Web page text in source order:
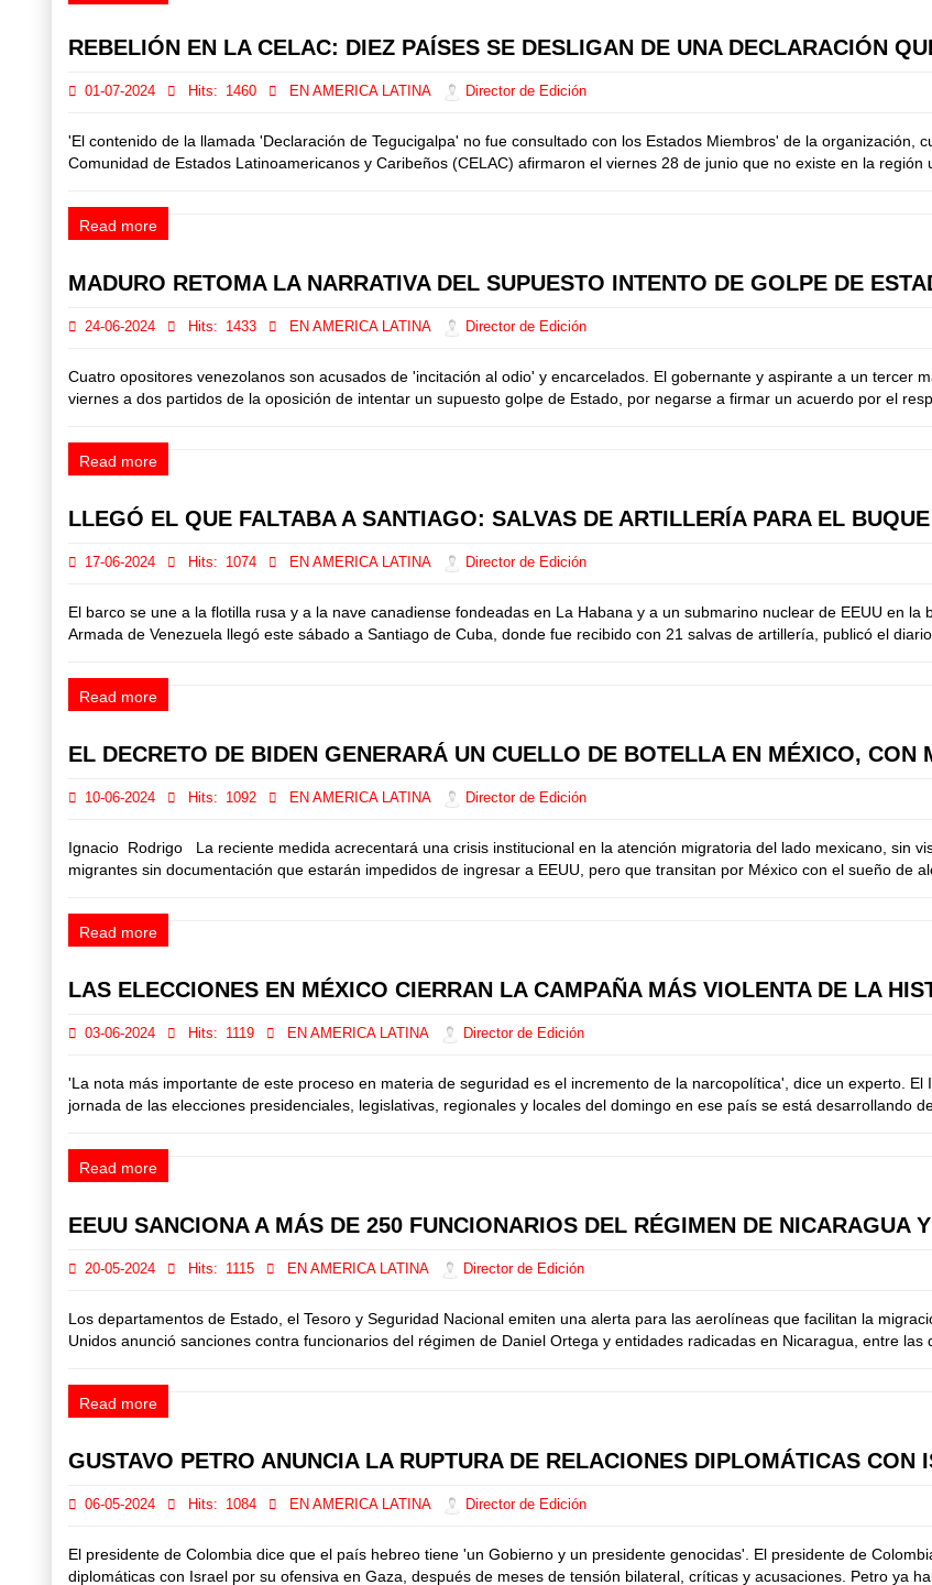
REBELIÓN EN LA CELAC: DIEZ PAÍSES SE DESLIGAN DE UNA DECLARACIÓN
01-07-2024 Hits: 1460 EN AMERICA LATINA Director de Edición
'El contenido de la llamada 'Declaración de Tegucigalpa' no fue consultado con los Estados Miembros' de la organización,
Comunidad de Estados Latinoamericanos y Caribeños (CELAC) afirmaron el viernes 28 de junio que no existe en la región
Read more
MADURO RETOMA LA NARRATIVA DEL SUPUESTO INTENTO DE GOLPE DE
24-06-2024 Hits: 1433 EN AMERICA LATINA Director de Edición
Cuatro opositores venezolanos son acusados de 'incitación al odio' y encarcelados. El gobernante y aspirante a un tercer
viernes a dos partidos de la oposición de intentar un supuesto golpe de Estado, por negarse a firmar un acuerdo por el
Read more
LLEGÓ EL QUE FALTABA A SANTIAGO: SALVAS DE ARTILLERÍA PARA EL
17-06-2024 Hits: 1074 EN AMERICA LATINA Director de Edición
El barco se une a la flotilla rusa y a la nave canadiense fondeadas en La Habana y a un submarino nuclear de EEUU en
Armada de Venezuela llegó este sábado a Santiago de Cuba, donde fue recibido con 21 salvas de artillería, publicó el
Read more
EL DECRETO DE BIDEN GENERARÁ UN CUELLO DE BOTELLA EN MÉXICO, CON
10-06-2024 Hits: 1092 EN AMERICA LATINA Director de Edición
Ignacio Rodrigo La reciente medida acrecentará una crisis institucional en la atención migratoria del lado mexicano, sin
migrantes sin documentación que estarán impedidos de ingresar a EEUU, pero que transitan por México con el sueño de
Read more
LAS ELECCIONES EN MÉXICO CIERRAN LA CAMPAÑA MÁS VIOLENTA DE LA
03-06-2024 Hits: 1119 EN AMERICA LATINA Director de Edición
'La nota más importante de este proceso en materia de seguridad es el incremento de la narcopolítica', dice un experto.
jornada de las elecciones presidenciales, legislativas, regionales y locales del domingo en ese país se está desarrollando
Read more
EEUU SANCIONA A MÁS DE 250 FUNCIONARIOS DEL RÉGIMEN DE NICARAGUA
20-05-2024 Hits: 1115 EN AMERICA LATINA Director de Edición
Los departamentos de Estado, el Tesoro y Seguridad Nacional emiten una alerta para las aerolíneas que facilitan la
Unidos anunció sanciones contra funcionarios del régimen de Daniel Ortega y entidades radicadas en Nicaragua, entre las
Read more
GUSTAVO PETRO ANUNCIA LA RUPTURA DE RELACIONES DIPLOMÁTICAS CON
06-05-2024 Hits: 1084 EN AMERICA LATINA Director de Edición
El presidente de Colombia dice que el país hebreo tiene 'un Gobierno y un presidente genocidas'. El presidente de
diplomáticas con Israel por su ofensiva en Gaza, después de meses de tensión bilateral, críticas y acusaciones. Petro ya